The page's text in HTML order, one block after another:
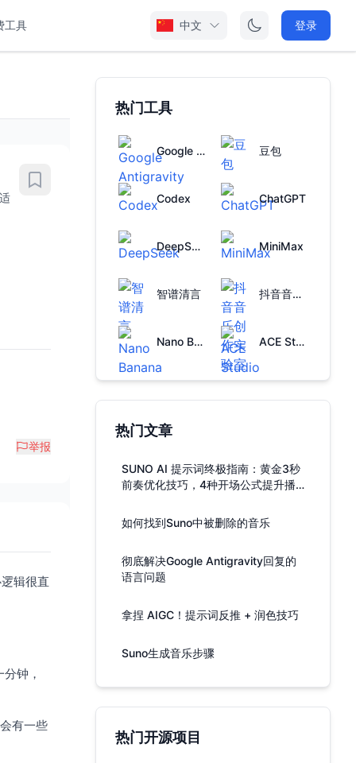
工具 中文 登录
举报
辑很直
钟，
有一些
热门工具
Google Antigravity 豆包
Codex ChatGPT
DeepSeek MiniMax
智谱清言 抖音音乐创作实验室
Nano Banana ACE Studio
热门文章
SUNO AI 提示词终极指南：黄金3秒
前奏优化技巧，4种开场公式提升播
如何找到Suno中被删除的音乐
彻底解决Google Antigravity回复的
语言问题
拿捏 AIGC！提示词反推 + 润色技巧
Suno生成音乐步骤
热门开源项目